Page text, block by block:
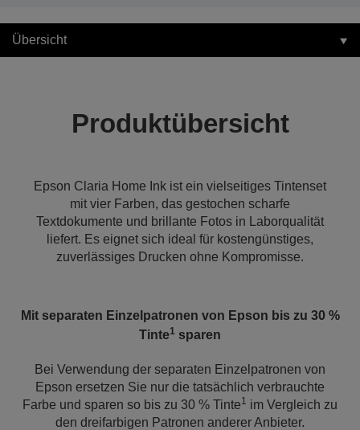
Übersicht
Produktübersicht
Epson Claria Home Ink ist ein vielseitiges Tintenset
mit vier Farben, das gestochen scharfe
Textdokumente und brillante Fotos in Laborqualität
liefert. Es eignet sich ideal für kostengünstiges,
zuverlässiges Drucken ohne Kompromisse.
Mit separaten Einzelpatronen von Epson bis zu 30 %
Tinte1 sparen
Bei Verwendung der separaten Einzelpatronen von
Epson ersetzen Sie nur die tatsächlich verbrauchte
Farbe und sparen so bis zu 30 % Tinte1 im Vergleich zu
den dreifarbigen Patronen anderer Anbieter.